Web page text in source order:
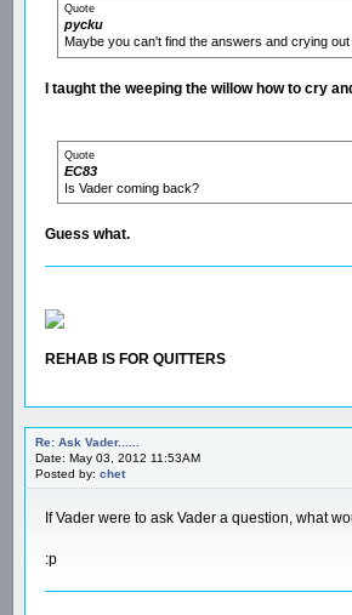
Quote
pycku
Maybe you can't find the answers and crying
I taught the weeping the willow how to cry
Quote
EC83
Is Vader coming back?
Guess what.
REHAB IS FOR QUITTERS
Re: Ask Vader......
Date: May 03, 2012 11:53AM
Posted by: chet
If Vader were to ask Vader a question, what
:p